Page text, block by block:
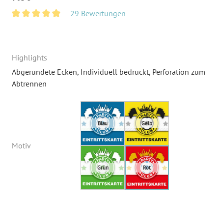
29 Bewertungen
Highlights
Abgerundete Ecken, Individuell bedruckt, Perforation zum
Abtrennen
Motiv